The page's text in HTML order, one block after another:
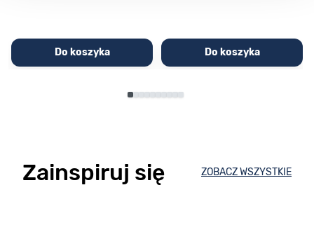
Do koszyka Do koszyka
Zainspiruj się ZOBACZ WSZYSTKIE